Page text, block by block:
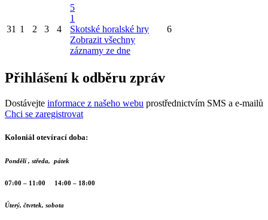
31 1 2 3 4
5
1
Skotské horalské hry
Zobrazit všechny
záznamy ze dne
6
Přihlášení k odběru zpráv
Dostávejte informace z našeho webu prostřednictvím SMS a e-mailů
Chci se zaregistrovat
Koloniál otevírací doba:
Pondělí , středa, pátek
07:00 – 11:00 14:00 – 18:00
Úterý, čtvrtek, sobota